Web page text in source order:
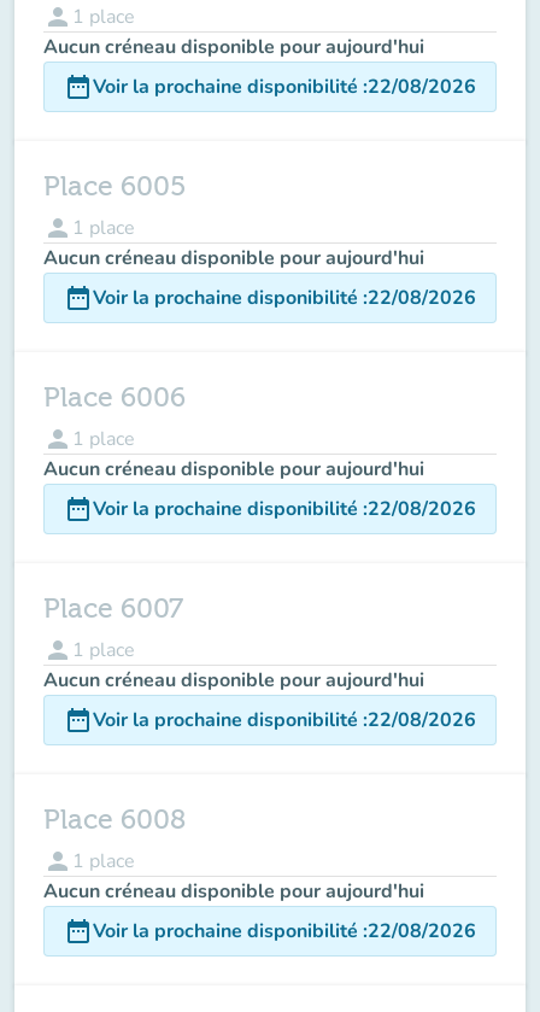
person 1 place
Aucun créneau disponible pour aujourd'hui
date_rangeVoir la prochaine disponibilité :22/08/2026
Place 6005
person 1 place
Aucun créneau disponible pour aujourd'hui
date_rangeVoir la prochaine disponibilité :22/08/2026
Place 6006
person 1 place
Aucun créneau disponible pour aujourd'hui
date_rangeVoir la prochaine disponibilité :22/08/2026
Place 6007
person 1 place
Aucun créneau disponible pour aujourd'hui
date_rangeVoir la prochaine disponibilité :22/08/2026
Place 6008
person 1 place
Aucun créneau disponible pour aujourd'hui
date_rangeVoir la prochaine disponibilité :22/08/2026